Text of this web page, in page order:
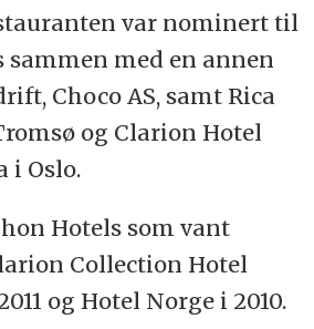
var nominert til
sammen med en annen
Choco AS, samt Rica
og Clarion Hotel
i Oslo.
Hotels som vant
Collection Hotel
og Hotel Norge i 2010.